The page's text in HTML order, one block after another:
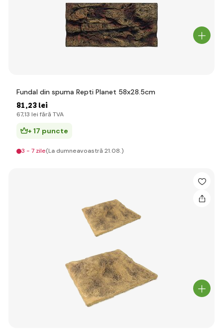
Fundal din spuma Repti Planet 58x28.5cm
81,23 lei
67,13 lei fără TVA
+ 17 puncte
3 - 7 zile(La dumneavoastră 21.08.)